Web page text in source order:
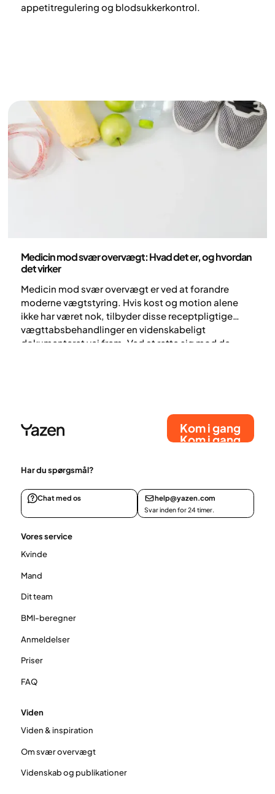
appetitregulering og blodsukkerkontrol.
Medicin mod svær overvægt: Hvad det er, og hvordan
det virker
Medicin mod svær overvægt er ved at forandre
moderne vægtstyring. Hvis kost og motion alene
ikke har været nok, tilbyder disse receptpligtige
vægttabsbehandlinger en videnskabeligt
dokumenteret vej frem. Ved at rette sig mod de
måde side om side med sunde livsstilsændringer.
Kom i gang
Kom i gang
Har du spørgsmål?
Chat med os help@yazen.com
Svar inden for 24 timer.
Vores service
Kvinde
Mand
Dit team
BMI-beregner
Anmeldelser
Priser
FAQ
Viden
Viden & inspiration
Om svær overvægt
Videnskab og publikationer